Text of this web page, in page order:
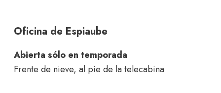
Oficina de Espiaube
Abierta sólo en temporada
Frente de nieve, al pie de la telecabina